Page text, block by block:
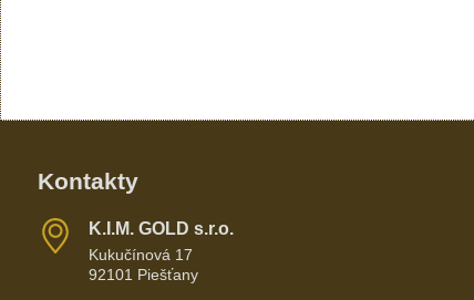
Kontakty
K​​.I​​.M​​. GOLD s​​.r​​.o​​.
Kukučínová 17
92101 Piešťany